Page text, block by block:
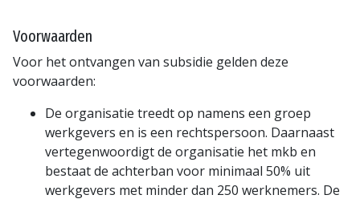
Voorwaarden
Voor het ontvangen van subsidie gelden deze
voorwaarden:
De organisatie treedt op namens een groep
werkgevers en is een rechtspersoon. Daarnaast
vertegenwoordigt de organisatie het mkb en
bestaat de achterban voor minimaal 50% uit
werkgevers met minder dan 250 werknemers. De